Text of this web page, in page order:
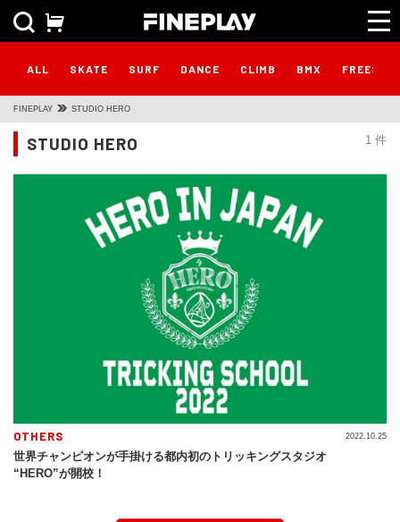
ALL SKATE SURF DANCE CLIMB BMX
FINEPLAY STUDIO HERO
1 件
STUDIO HERO
OTHERS
世界チャンピオンが手掛ける都内初のトリッキングスタジオ
“HERO”が開校！
2022.10.25